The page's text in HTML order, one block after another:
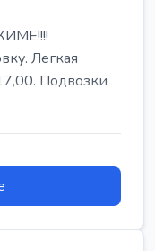
Легкая
Подвозки